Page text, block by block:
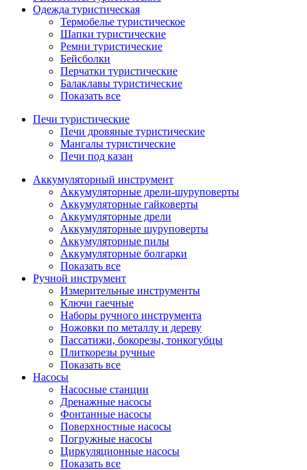
Одежда туристическая
Термобелье туристическое
Шапки туристические
Ремни туристические
Бейсболки
Перчатки туристические
Балаклавы туристические
Показать все
Печи туристические
Печи дровяные туристические
Мангалы туристические
Печи под казан
Аккумуляторный инструмент
Аккумуляторные дрели-шуруповерты
Аккумуляторные гайковерты
Аккумуляторные дрели
Аккумуляторные шуруповерты
Аккумуляторные пилы
Аккумуляторные болгарки
Показать все
Ручной инструмент
Измерительные инструменты
Ключи гаечные
Наборы ручного инструмента
Ножовки по металлу и дереву
Пассатижи, бокорезы, тонкогубцы
Плиткорезы ручные
Показать все
Насосы
Насосные станции
Дренажные насосы
Фонтанные насосы
Поверхностные насосы
Погружные насосы
Циркуляционные насосы
Показать все